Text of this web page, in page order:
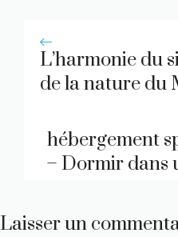
L’harmonie du
de la nature du
hébergement
– Dormir dans
Laisser un